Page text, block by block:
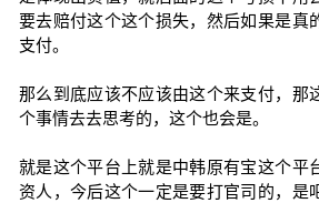
要去赔付这个这个损失，然后如果是真
支付。
那么到底应该不应该由这个来支付，那
个事情去去思考的，这个也会是。
就是这个平台上就是中韩原有宝这个平
资人，今后这个一定是要打官司的，是